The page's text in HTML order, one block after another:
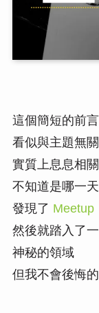
這個簡短的前言
看似與主題無關
實質上息息相關
不知道是哪一天
發現了 Meetup
然後就踏入了
神秘的領域
但我不會後悔的